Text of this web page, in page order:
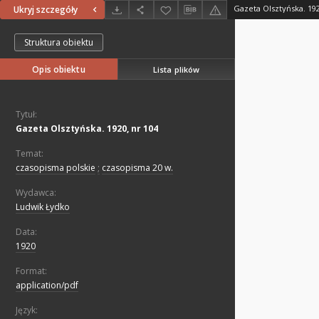
Ukryj szczegóły Gazeta Olsztyńska.
Struktura obiektu
Opis obiektu Lista plików
Tytuł:
Gazeta Olsztyńska. 1920, nr 104
Temat:
czasopisma polskie ; czasopisma 20 w.
Wydawca:
Ludwik Łydko
Data:
1920
Format:
application/pdf
Język: